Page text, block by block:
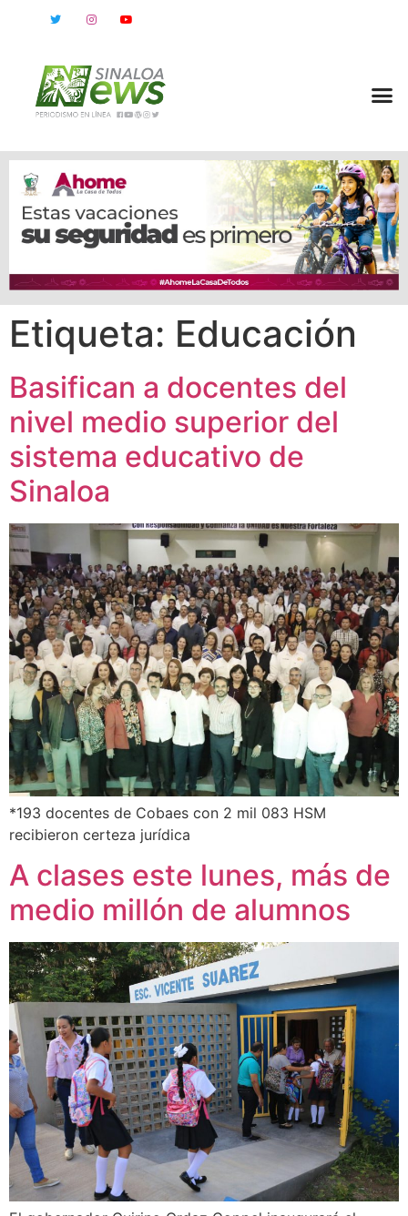
Etiqueta: Educación
Basifican a docentes del
nivel medio superior del
sistema educativo de
Sinaloa
*193 docentes de Cobaes con 2 mil 083 HSM
recibieron certeza jurídica
A clases este lunes, más de
medio millón de alumnos